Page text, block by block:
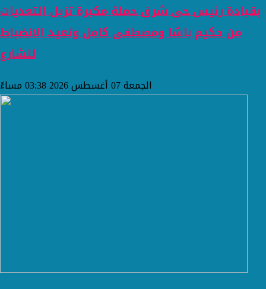
بقيادة رئيس حى شرق حملة مكبرة تزيل التعديات
من حكيم باشا ومصطفى كامل وتعيد الانضباط
للشارع
الجمعة 07 أغسطس 2026 03:38 مساءً